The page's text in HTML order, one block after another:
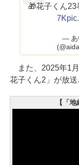
🎁花子くん23
7K
— あ
また、2025年1
花子くん2」が放送
【「